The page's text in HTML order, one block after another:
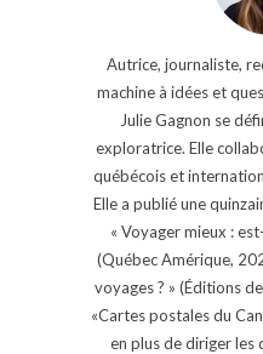
Autrice, journaliste,
machine à idées et
Julie Gagnon se
exploratrice. Elle
québécois et
Elle a publié une
« Voyager mieux :
(Québec Amérique,
voyages ? » (Éditions
«Cartes postales du
en plus de diriger les